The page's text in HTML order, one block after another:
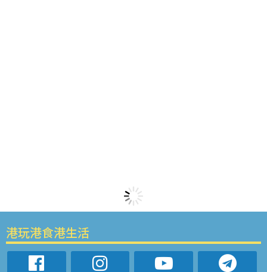
港玩港食港生活